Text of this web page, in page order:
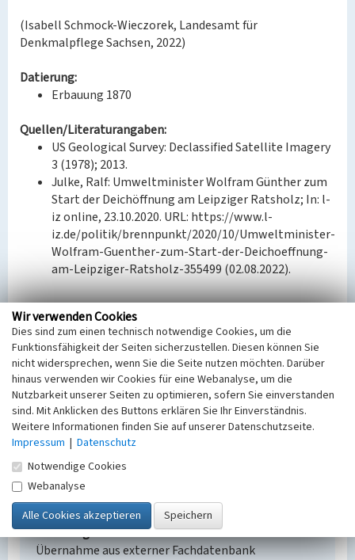
(Isabell Schmock-Wieczorek, Landesamt für
Denkmalpflege Sachsen, 2022)
Datierung:
Erbauung 1870
Quellen/Literaturangaben:
US Geological Survey: Declassified Satellite Imagery
3 (1978); 2013.
Julke, Ralf: Umweltminister Wolfram Günther zum
Start der Deichöffnung am Leipziger Ratsholz; In: l-
iz online, 23.10.2020. URL: https://www.l-
iz.de/politik/brennpunkt/2020/10/Umweltminister-
Wolfram-Guenther-zum-Start-der-Deichoeffnung-
am-Leipziger-Ratsholz-355499 (02.08.2022).
BKM-Nummer:30500108
Elsterhochflutbett (Weiße Elster)
Schlagwörter
Bergbaufolgelandschaft
Ort
Knautkleeberg-Knauthain
Fachsicht(en)
Denkmalpflege
Erfassungsmaßstab
i.d.R. 1:5.000 (größer als 1:20.000)
Erfassungsmethode
Übernahme aus externer Fachdatenbank
Wir verwenden Cookies
Dies sind zum einen technisch notwendige Cookies, um die
Funktionsfähigkeit der Seiten sicherzustellen. Diesen können Sie
nicht widersprechen, wenn Sie die Seite nutzen möchten. Darüber
hinaus verwenden wir Cookies für eine Webanalyse, um die
Nutzbarkeit unserer Seiten zu optimieren, sofern Sie einverstanden
sind. Mit Anklicken des Buttons erklären Sie Ihr Einverständnis.
Weitere Informationen finden Sie auf unserer Datenschutzseite.
Impressum | Datenschutz
Notwendige Cookies
Webanalyse